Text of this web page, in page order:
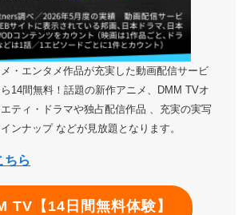
・エンタメ作品が充実した動画配信サービ
14間無料！話題の新作アニメ、DMM TVオ
ティ・ドラマや独占配信作品 、充実の実写
ンナップ などが見放題となります。
ちら
TV【14日間無料体験】